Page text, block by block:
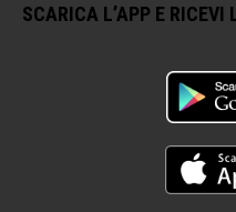
SCARICA L’APP E RICEVI